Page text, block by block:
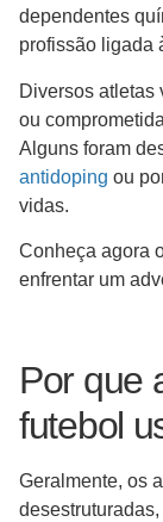
dependentes
profissão ligada
Diversos atletas
ou
Alguns foram
antidoping ou
vidas.
Conheça agora
enfrentar um
Por que
futebol
Geralmente, os